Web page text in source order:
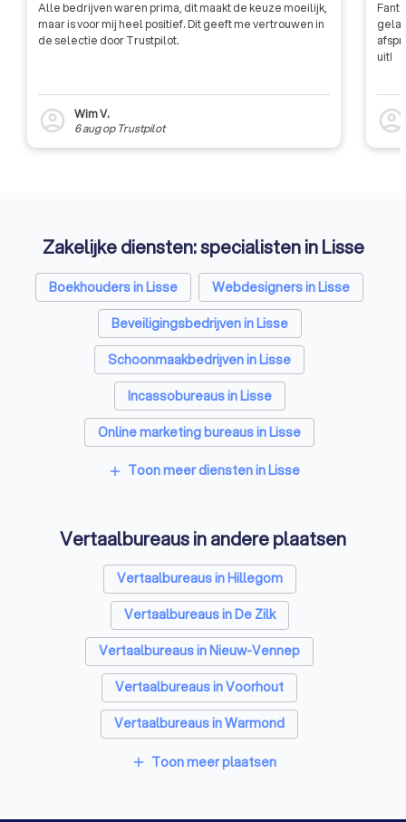
Alle bedrijven waren prima, dit maakt de keuze moeilijk,
maar is voor mij heel positief. Dit geeft me vertrouwen in
de selectie door Trustpilot.
account_circle
Wim V.
6 augop Trustpilot
uit!
account_circle
Zakelijke diensten: specialisten in Lisse
Boekhouders in Lisse
Webdesigners in Lisse
Beveiligingsbedrijven in Lisse
Schoonmaakbedrijven in Lisse
Incassobureaus in Lisse
Online marketing bureaus in Lisse
Tekstschrijvers in Lisse
SEO-specialisten in Lisse
Reclamebureaus in Lisse
Accountants in Lisse
add Toon meer diensten in Lisse
Vertaalbureaus in andere plaatsen
Vertaalbureaus in Hillegom
Vertaalbureaus in De Zilk
Vertaalbureaus in Nieuw-Vennep
Vertaalbureaus in Voorhout
Vertaalbureaus in Warmond
Vertaalbureaus in Noordwijk (ZH)
add Toon meer plaatsen